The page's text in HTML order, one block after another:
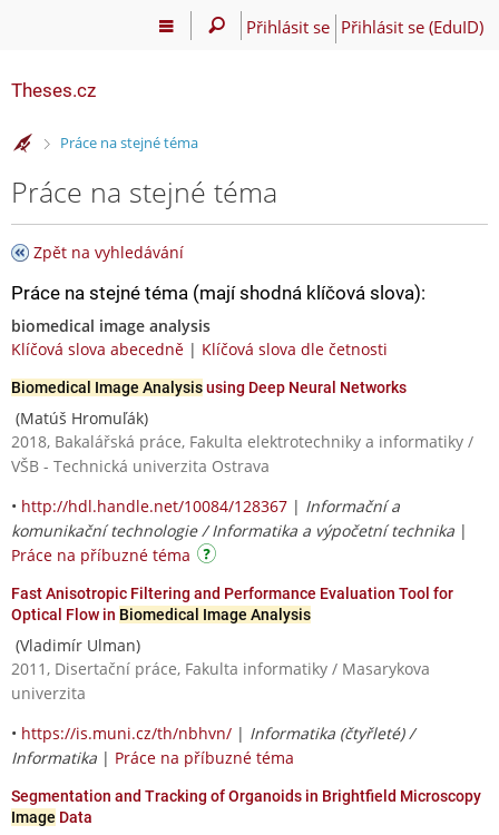
Přihlásit se Přihlásit se (EduID)
Theses.cz
>Práce na stejné téma
Práce na stejné téma
Zpět na vyhledávání
Práce na stejné téma (mají shodná klíčová slova):
biomedical image analysis
Klíčová slova abecedně | Klíčová slova dle četnosti
Biomedical Image Analysisusing Deep Neural Networks
(Matúš Hromuľák)
2018, Bakalářská práce, Fakulta elektrotechniky a informatiky /
VŠB - Technická univerzita Ostrava
• http://hdl.handle.net/10084/128367 | Informační a
komunikační technologie / Informatika a výpočetní technika |
Práce na příbuzné téma
Fast Anisotropic Filtering and Performance Evaluation Tool for
Optical Flow in Biomedical Image Analysis
(Vladimír Ulman)
2011, Disertační práce, Fakulta informatiky / Masarykova
univerzita
• https://is.muni.cz/th/nbhvn/ | Informatika (čtyřleté) /
Informatika | Práce na příbuzné téma
Segmentation and Tracking of Organoids in Brightfield Microscopy
Image Data